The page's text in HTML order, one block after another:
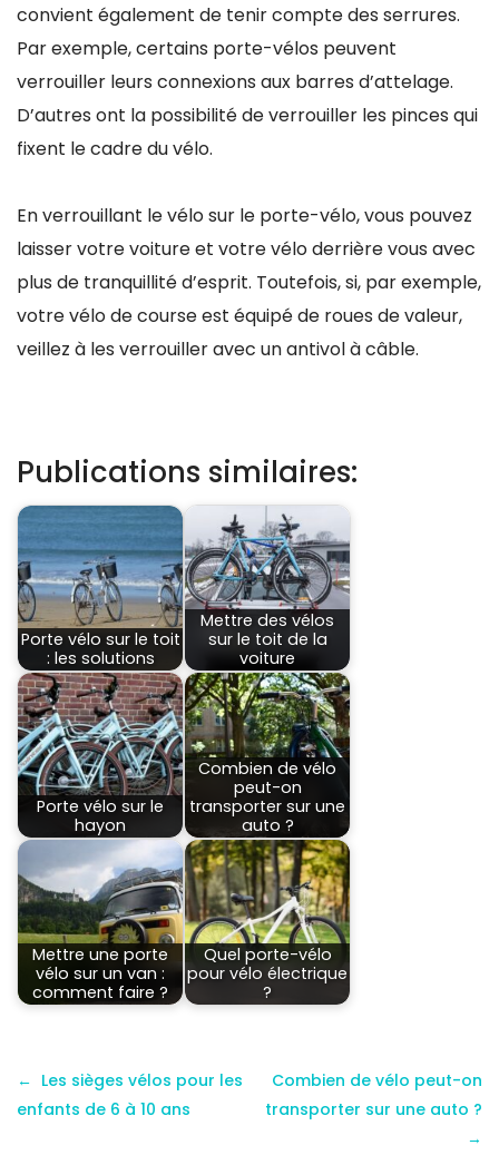
convient également de tenir compte des serrures.
Par exemple, certains porte-vélos peuvent
verrouiller leurs connexions aux barres d’attelage.
D’autres ont la possibilité de verrouiller les pinces qui
fixent le cadre du vélo.
En verrouillant le vélo sur le porte-vélo, vous pouvez
laisser votre voiture et votre vélo derrière vous avec
plus de tranquillité d’esprit. Toutefois, si, par exemple,
votre vélo de course est équipé de roues de valeur,
veillez à les verrouiller avec un antivol à câble.
Publications similaires:
Porte vélo sur le toit
: les solutions
Mettre des vélos
sur le toit de la
voiture
Porte vélo sur le
hayon
Combien de vélo
peut-on
transporter sur une
auto ?
Mettre une porte
vélo sur un van :
comment faire ?
Quel porte-vélo
pour vélo électrique
?
Les sièges vélos pour les
enfants de 6 à 10 ans
Combien de vélo peut-on
transporter sur une auto ?